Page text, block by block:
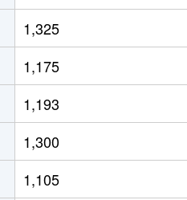
1,325
1,175
1,193
1,300
1,105